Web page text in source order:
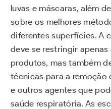
luvas e máscaras, além
sobre os melhores
diferentes superfícies. A
deve se restringir apenas
produtos, mas também
técnicas para a remoção
e outros agentes que
saúde respiratória. As